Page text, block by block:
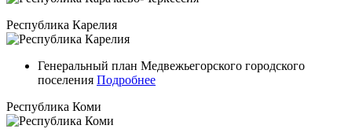
Республика Карелия
Генеральный план Медвежьегорского городского
поселения Подробнее
Республика Коми